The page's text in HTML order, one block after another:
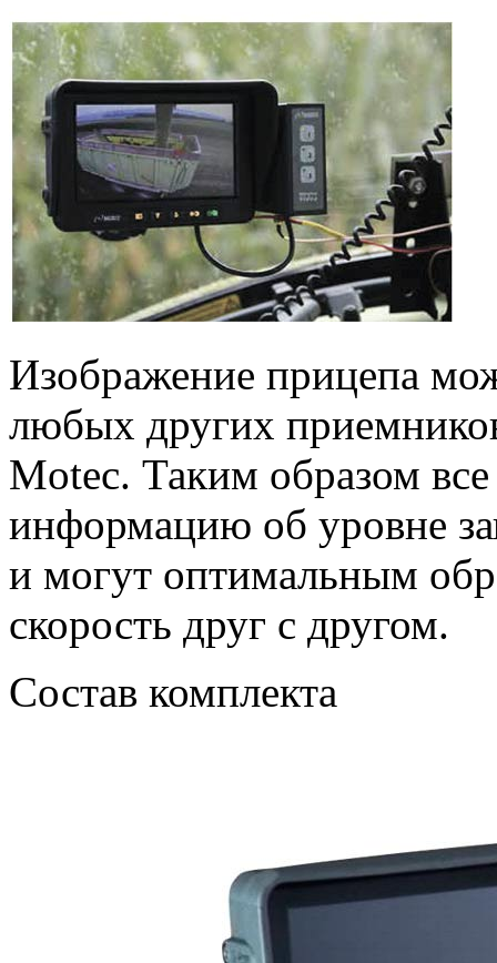
Изображение прицепа
любых других
Motec. Таким образом
информацию об уровне
и могут оптимальным
скорость друг с другом.
Состав комплекта